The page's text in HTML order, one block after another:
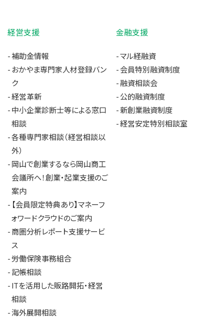
経営支援
補助金情報
おかやま専門家人材登録バン
ク
経営革新
中小企業診断士等による窓口
相談
各種専門家相談（経営相談以
外）
岡山で創業するなら岡山商工
会議所へ！創業・起業支援のご
案内
【会員限定特典あり】マネーフ
ォワードクラウドのご案内
商圏分析レポート支援サービ
ス
労働保険事務組合
記帳相談
ITを活用した販路開拓・経営
相談
海外展開相談
金融支援
マル経融資
会員特別融資制度
融資相談会
公的融資制度
新創業融資制度
経営安定特別相談室